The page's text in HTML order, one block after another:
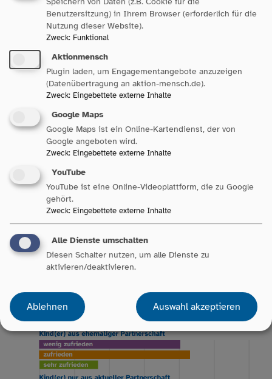
Beratungsstellen und Frühen Hilfen
Familienbildung und -beratung sind nicht flächendeckend
verankert
Quelle: Ministerium für Soziales, Gesundheit und Integration
Baden-Württemberg:GesellschaftsReport BW 2-2024:
Familien als starke Mitte – Ein Blick auf Baden-
Württemberg
Allgemeine
Lebenszufriedenheit von Eltern
in Baden-Württemberg 2021
differenziert nach Familienform
Benutzersitzung) in Ihrem Browser (erforderlich für die
Nutzung dieser Website).
Zweck: Funktional
Aktionmensch
Plugin laden, um Engagementangebote anzuzeigen
(Datenübertragung an aktion-mensch.de).
Zweck: Eingebettete externe Inhalte
Google Maps
Google Maps ist ein Online-Kartendienst, der von
Google angeboten wird.
Zweck: Eingebettete externe Inhalte
YouTube
YouTube ist eine Online-Videoplattform, die zu Google
gehört.
Zweck: Eingebettete externe Inhalte
Alle Dienste umschalten
Diesen Schalter nutzen, um alle Dienste zu
aktivieren/deaktivieren.
Ablehnen Auswahl akzeptieren